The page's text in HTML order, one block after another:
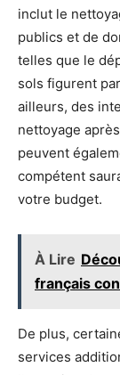
inclut le
publics et de
telles que le
sols figurent
ailleurs, des
nettoyage
peuvent
compétent
votre budget.
À Lire
français
De plus,
services